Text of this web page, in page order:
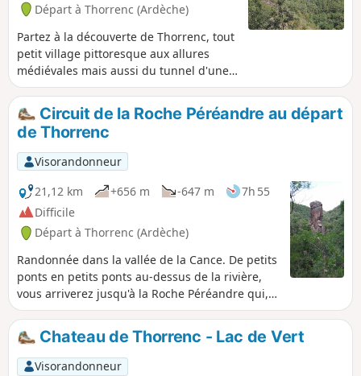
Départ à Thorrenc (Ardèche)
Partez à la découverte de Thorrenc, tout
petit village pittoresque aux allures
médiévales mais aussi du tunnel d'une
ancienne voie ferroviaire régionale et
pour finir du très beau Lac de Vert !
Circuit de la Roche Péréandre au départ
de Thorrenc
Visorandonneur
21,12 km
+656 m -647 m
7h 55
Difficile
Départ à Thorrenc (Ardèche)
Randonnée dans la vallée de la Cance. De petits
ponts en petits ponts au-dessus de la rivière,
vous arriverez jusqu'à la Roche Péréandre qui,
j'en suis sûr vous étonnera si vous ne la
connaissez pas. Votre âme d'aventurier vous
fera passer dans l'ancien tunnel ferroviaire et
sur le viaduc de Thorrenc sans hésitation
Chateau de Thorrenc - Lac de Vert
Visorandonneur